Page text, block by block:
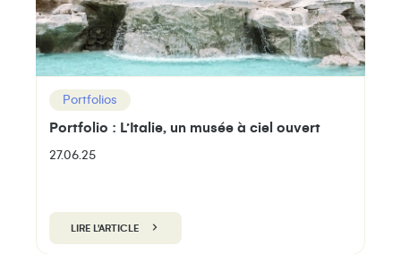
Portfolios
Portfolio : L’Italie, un musée à ciel ouvert
27.06.25
LIRE L'ARTICLE